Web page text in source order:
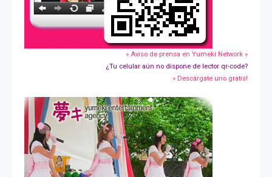
» Aviso de prensa en Yumeki Network »
¿Tu celular aún no dispone de lector qr-code?
» Descárgate uno gratis!